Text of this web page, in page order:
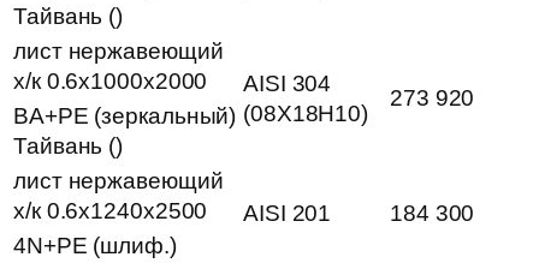
Тайвань ()
лист нержавеющий
х/к 0.6х1000х2000
AISI 304
(08Х18Н10)
273 920
BA+PE (зеркальный)
Тайвань ()
лист нержавеющий
х/к 0.6х1240х2500
AISI 201
184 300
4N+PE (шлиф.)